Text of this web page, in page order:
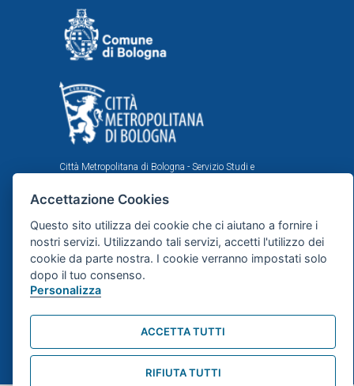
Città Metropolitana di Bologna - Servizio Studi e
Comune di Bologna - Area Programmazione, Statistica e
di Statistica
Il portale statistico metropolitano è stato realizzato
nell'ambito dell'accordo istituzionale fra Città
Metropolitana e Comune di Bologna in tema di statistica
e ricerche demografiche, sociali ed economiche.
Mappa del sito
Accettazione Cookies
Questo sito utilizza dei cookie che ci aiutano a fornire i
nostri servizi. Utilizzando tali servizi, accetti l'utilizzo dei
cookie da parte nostra. I cookie verranno impostati solo
dopo il tuo consenso.
Personalizza
ACCETTA TUTTI
RIFIUTA TUTTI